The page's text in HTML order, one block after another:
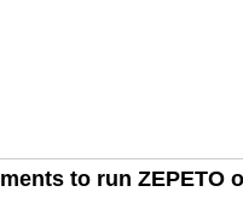
to run ZEPETO